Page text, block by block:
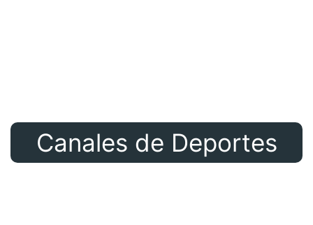
Canales de Deportes